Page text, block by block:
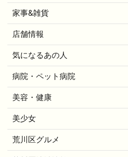
家事&雑貨
店舗情報
気になるあの人
病院・ペット病院
美容・健康
美少女
荒川区グルメ